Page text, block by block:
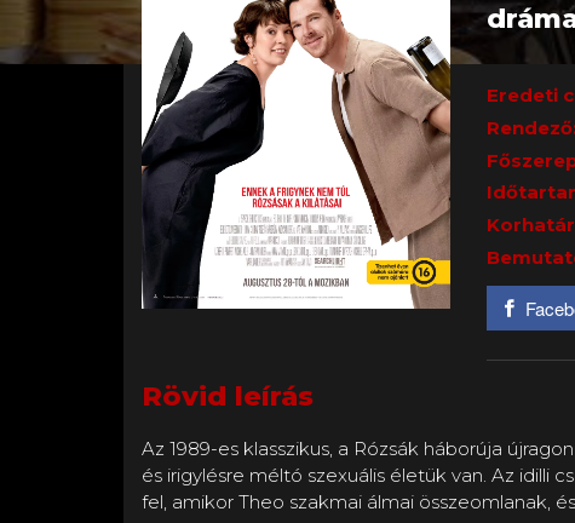
Eredeti
Rövid leírás
Az 1989-es klasszikus, a Rózsák háborúja
és irigylésre méltó szexuális életük van. Az idilli
fel, amikor Theo szakmai álmai összeomlanak,